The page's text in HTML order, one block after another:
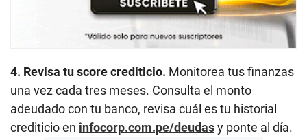
4. Revisa tu score crediticio. Monitorea tus finanzas
una vez cada tres meses. Consulta el monto
adeudado con tu banco, revisa cuál es tu historial
crediticio en infocorp.com.pe/deudasy ponte al día.